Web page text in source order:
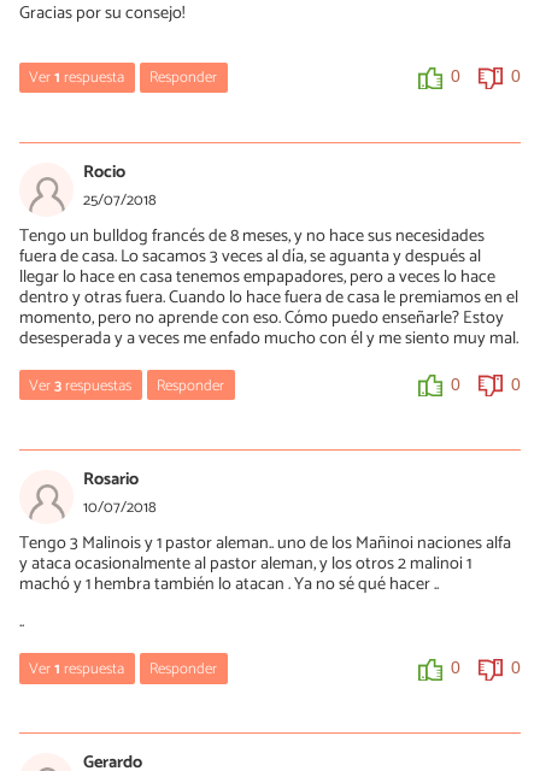
Gracias por su consejo!
Ver1respuesta Responder 0 0
19/11/2018
Hola Mariana, aún con 5 meses tu perro sigue siendo un
cachorro, es completamente normal que muerda dedos y pies.
Aquí encontrarás algunas pautas:
https://www.expertoanimal.com/que-hacer-si-mi-cachorro-
muerde-demasiado-fuerte-22170.html
0
Rocio
25/07/2018
Tengo un bulldog francés de 8 meses, y no hace sus necesidades
fuera de casa. Lo sacamos 3 veces al día, se aguanta y después al
llegar lo hace en casa tenemos empapadores, pero a veces lo hace
dentro y otras fuera. Cuando lo hace fuera de casa le premiamos en el
momento, pero no aprende con eso. Cómo puedo enseñarle? Estoy
desesperada y a veces me enfado mucho con él y me siento muy mal.
Ver3respuestas Responder 0 0
26/07/2018
Hola Rocio, ¿cuando orina dentro de casa lo hace en algún lugar
concreto o en cualquier lado? ¿Qué estás utilizando para
reforzarle?
Saludos
Rocio
Tiene empapador en el baño, a veces lo hace fuera y otras dentro,
Rosario
10/07/2018
Tengo 3 Malinois y 1 pastor aleman.. uno de los Mañinoi naciones alfa
y ataca ocasionalmente al pastor aleman, y los otros 2 malinoi 1
machó y 1 hembra también lo atacan . Ya no sé qué hacer ..
..
Ver1respuesta Responder 0 0
10/07/2018
Gerardo